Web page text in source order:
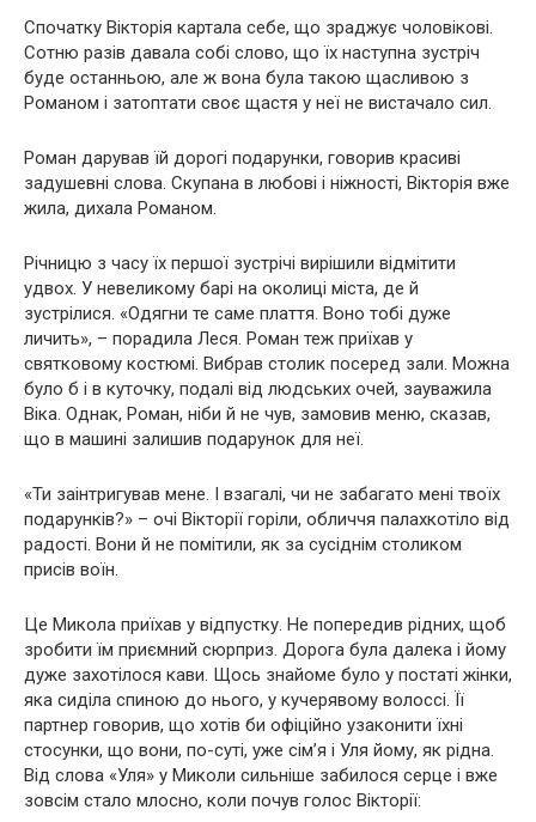
Спочатку Вікторія картала себе, що зраджує чоловікові.
Сотню разів давала собі слово, що їх наступна зустріч
буде останньою, але ж вона була такою щасливою з
Романом і затоптати своє щастя у неї не вистачало сил.
Роман дарував їй дорогі подарунки, говорив красиві
задушевні слова. Скупана в любові і ніжності, Вікторія вже
жила, дихала Романом.
Річницю з часу їх першої зустрічі вирішили відмітити
удвох. У невеликому барі на околиці міста, де й
зустрілися. «Одягни те саме плаття. Воно тобі дуже
личить», – порадила Леся. Роман теж приїхав у
святковому костюмі. Вибрав столик посеред зали. Можна
було б і в куточку, подалі від людських очей, зауважила
Віка. Однак, Роман, ніби й не чув, замовив меню, сказав,
що в машині залишив подарунок для неї.
«Ти заінтригував мене. І взагалі, чи не забагато мені твоїх
подарунків?» – очі Вікторії горіли, обличчя палахкотіло від
радості. Вони й не помітили, як за сусіднім столиком
присів воїн.
Це Микола приїхав у відпустку. Не попередив рідних, щоб
зробити їм приємний сюрприз. Дорога була далека і йому
дуже захотілося кави. Щось знайоме було у постаті жінки,
яка сиділа спиною до нього, у кучерявому волоссі. Її
партнер говорив, що хотів би офіційно узаконити їхні
стосунки, що вони, по-суті, уже сім’я і Уля йому, як рідна.
Від слова «Уля» у Миколи сильніше забилося серце і вже
зовсім стало млосно, коли почув голос Вікторії: